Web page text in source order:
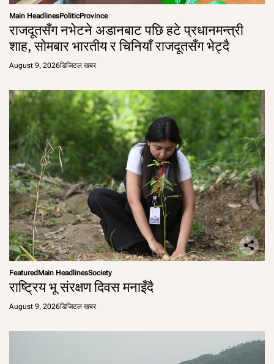
Main HeadlinesPoliticProvince
राजदूतसँग नभेटने अडानबाट पछि हटे प्रधानमन्त्री
शाह, सोमबार भारतीय र चिनियाँ राजदूतसँग भेट्दै
August 9, 2026डिजिटल खबर
FeaturedMain HeadlinesSociety
राष्ट्रिय भू संरक्षण दिवस मनाइँदै
August 9, 2026डिजिटल खबर